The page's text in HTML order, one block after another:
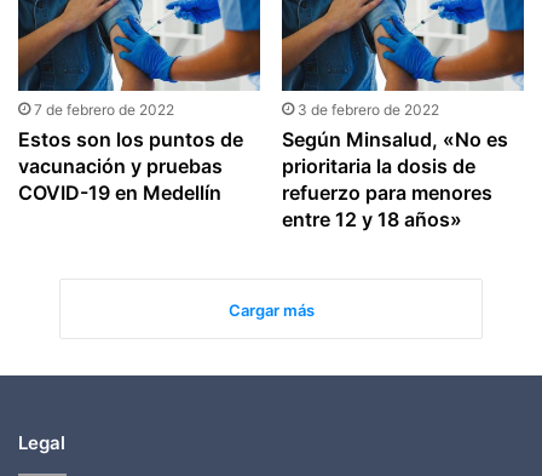
7 de febrero de 2022
Estos son los puntos de
vacunación y pruebas
COVID-19 en Medellín
3 de febrero de 2022
Según Minsalud, «No es
prioritaria la dosis de
refuerzo para menores
entre 12 y 18 años»
Cargar más
Legal